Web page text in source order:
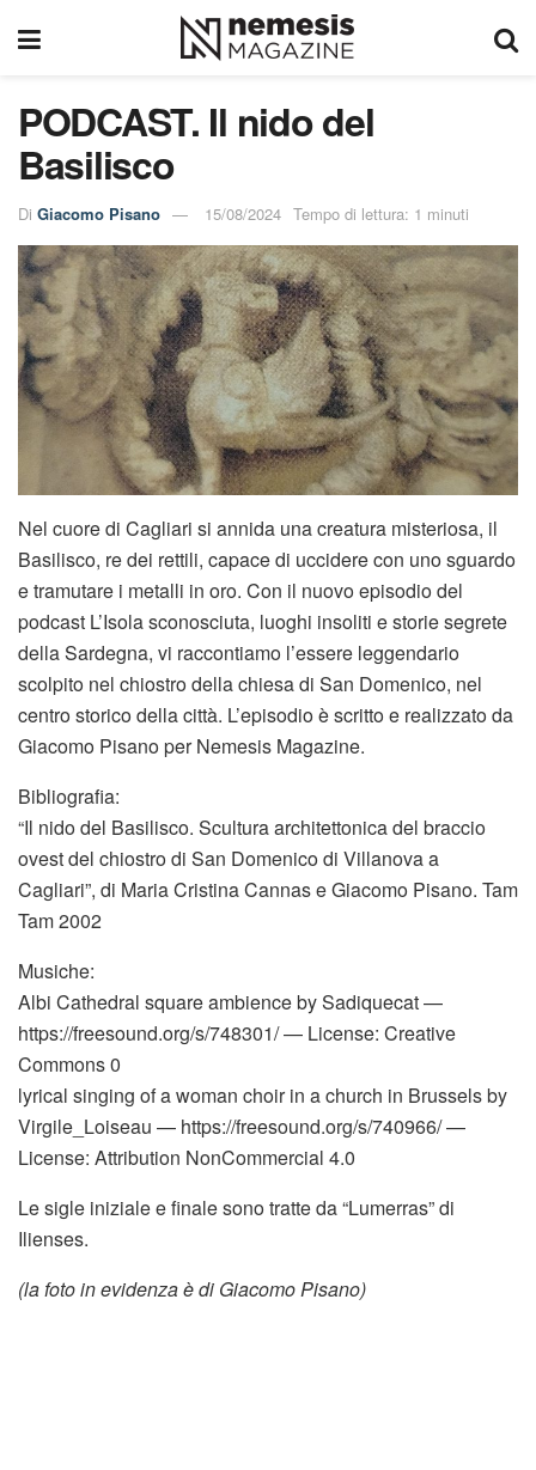
PODCAST. Il nido del
Basilisco
Di Giacomo Pisano 15/08/2024 Tempo di lettura: 1 minuti
Nel cuore di Cagliari si annida una creatura misteriosa, il
Basilisco, re dei rettili, capace di uccidere con uno sguardo
e tramutare i metalli in oro. Con il nuovo episodio del
podcast L’Isola sconosciuta, luoghi insoliti e storie segrete
della Sardegna, vi raccontiamo l’essere leggendario
scolpito nel chiostro della chiesa di San Domenico, nel
centro storico della città. L’episodio è scritto e realizzato da
Giacomo Pisano per Nemesis Magazine.
Bibliografia:
“Il nido del Basilisco. Scultura architettonica del braccio
ovest del chiostro di San Domenico di Villanova a
Cagliari”, di Maria Cristina Cannas e Giacomo Pisano. Tam
Tam 2002
Musiche:
Albi Cathedral square ambience by Sadiquecat —
https://freesound.org/s/748301/ — License: Creative
Commons 0
lyrical singing of a woman choir in a church in Brussels by
Virgile_Loiseau — https://freesound.org/s/740966/ —
License: Attribution NonCommercial 4.0
Le sigle iniziale e finale sono tratte da “Lumerras” di
Ilienses.
(la foto in evidenza è di Giacomo Pisano)